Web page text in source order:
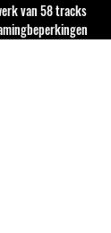
van 58 tracks